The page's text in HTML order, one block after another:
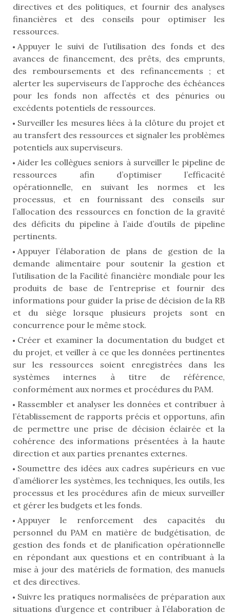
directives et des politiques, et fournir des analyses
financières et des conseils pour optimiser les
ressources.
Appuyer le suivi de l’utilisation des fonds et des
avances de financement, des prêts, des emprunts,
des remboursements et des refinancements ; et
alerter les superviseurs de l’approche des échéances
pour les fonds non affectés et des pénuries ou
excédents potentiels de ressources.
Surveiller les mesures liées à la clôture du projet et
au transfert des ressources et signaler les problèmes
potentiels aux superviseurs.
Aider les collègues seniors à surveiller le pipeline de
ressources afin d’optimiser l’efficacité
opérationnelle, en suivant les normes et les
processus, et en fournissant des conseils sur
l’allocation des ressources en fonction de la gravité
des déficits du pipeline à l’aide d’outils de pipeline
pertinents.
Appuyer l’élaboration de plans de gestion de la
demande alimentaire pour soutenir la gestion et
l’utilisation de la Facilité financière mondiale pour les
produits de base de l’entreprise et fournir des
informations pour guider la prise de décision de la RB
et du siège lorsque plusieurs projets sont en
concurrence pour le même stock.
Créer et examiner la documentation du budget et
du projet, et veiller à ce que les données pertinentes
sur les ressources soient enregistrées dans les
systèmes internes à titre de référence,
conformément aux normes et procédures du PAM.
Rassembler et analyser les données et contribuer à
l’établissement de rapports précis et opportuns, afin
de permettre une prise de décision éclairée et la
cohérence des informations présentées à la haute
direction et aux parties prenantes externes.
Soumettre des idées aux cadres supérieurs en vue
d’améliorer les systèmes, les techniques, les outils, les
processus et les procédures afin de mieux surveiller
et gérer les budgets et les fonds.
Appuyer le renforcement des capacités du
personnel du PAM en matière de budgétisation, de
gestion des fonds et de planification opérationnelle
en répondant aux questions et en contribuant à la
mise à jour des matériels de formation, des manuels
et des directives.
Suivre les pratiques normalisées de préparation aux
situations d’urgence et contribuer à l’élaboration de